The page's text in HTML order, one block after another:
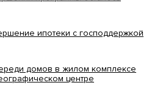
ипотеки с господдержкой
домов в жилом комплексе
центре